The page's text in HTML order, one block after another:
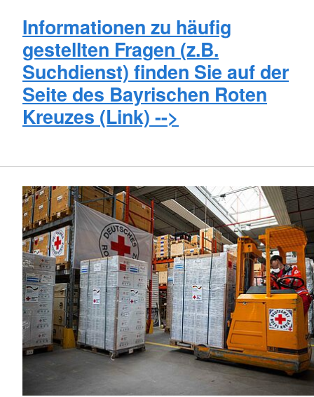
Informationen zu häufig
gestellten Fragen (z.B.
Suchdienst) finden Sie auf der
Seite des Bayrischen Roten
Kreuzes (Link) -->